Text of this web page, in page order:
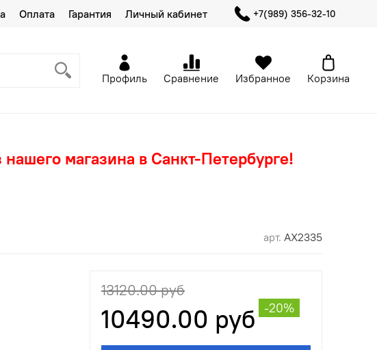
Оплата Гарантия Личный кабинет +7(989) 356-32-10
Профиль Сравнение Избранное Корзина
магазина в Санкт-Петербурге!
арт. AX2335
13120.00 руб
10490.00 руб -20%